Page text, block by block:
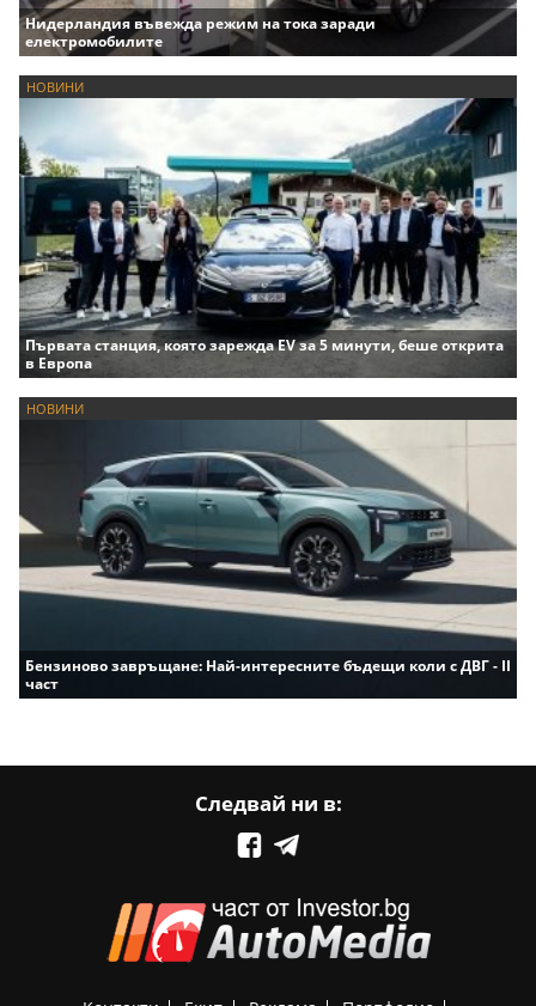
Нидерландия въвежда режим на тока заради
електромобилите
НОВИНИ
Първата станция, която зарежда EV за 5 минути, беше открита
в Европа
НОВИНИ
Бензиново завръщане: Най-интересните бъдещи коли с ДВГ - II
част
Следвай ни в: